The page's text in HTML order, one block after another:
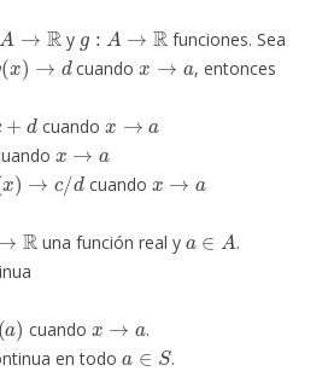
→
y
→
funciones. Sea
(x ) →d
cuando
x → a
, entonces
cuando
x→a
)→c/d
cuando
una función real y
.
cuando
.
en todo
a ∈
.